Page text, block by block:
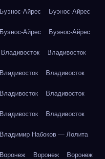
Буэнос-Айрес Буэнос-Айрес
Буэнос-Айрес Буэнос-Айрес
Владивосток Владивосток
Владивосток Владивосток
Владивосток Владивосток
Владивосток Владивосток
Владимир Набоков — Лолита
Воронеж Воронеж Воронеж